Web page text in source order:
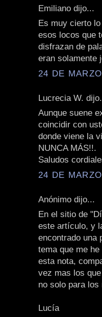
Emiliano dijo...
Es muy cierto
esos locos que
disfrazan de
eran solamente
24 DE
Lucrecia W.
Aunque suene
coincidir con
donde viene la
NUNCA MÁS!!.
Saludos
24 DE
Anónimo dijo...
En el sitio de
este artículo, y
encontrado una
tema que me
esta nota,
vez mas los
no solo para
Lucía